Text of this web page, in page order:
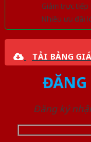
Giảm trực
Nhiều ưu đãi
TẢI BẢNG GIÁ
ĐĂNG
Đăng ký